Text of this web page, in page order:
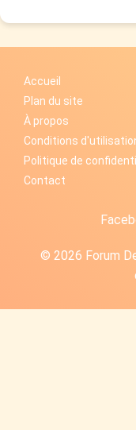
Accueil
Plan du site
À propos
Conditions
Politique de
Contact
© 2026 Forum